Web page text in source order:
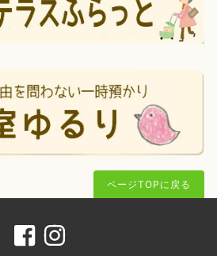
ページTOPに戻る